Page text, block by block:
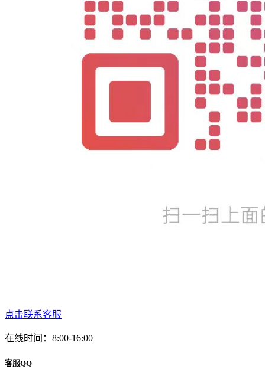
点击联系客服
在线时间：8:00-16:00
客服QQ